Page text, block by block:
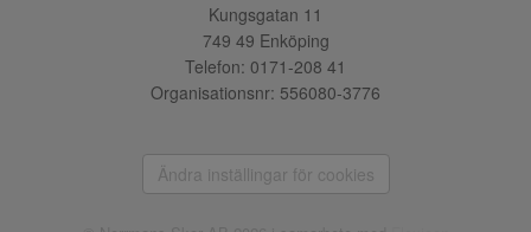
Kungsgatan 11
749 49 Enköping
Telefon: 0171-208 41
Organisationsnr: 556080-3776
Ändra inställingar för cookies